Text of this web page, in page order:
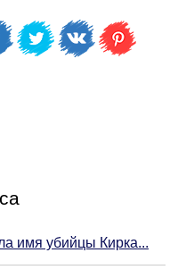
имя убийцы Кирка...